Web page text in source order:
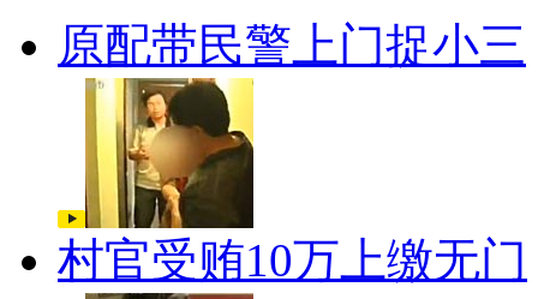
原配带民警上门捉小三
村官受贿10万上缴无门